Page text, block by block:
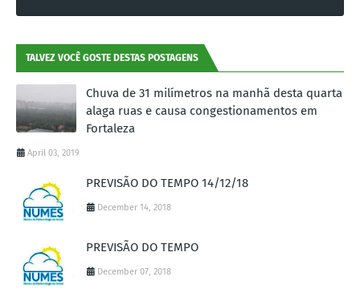
TALVEZ VOCÊ GOSTE DESTAS POSTAGENS
Chuva de 31 milímetros na manhã desta quarta
alaga ruas e causa congestionamentos em
Fortaleza
April 03, 2019
PREVISÃO DO TEMPO 14/12/18
December 14, 2018
PREVISÃO DO TEMPO
December 07, 2018